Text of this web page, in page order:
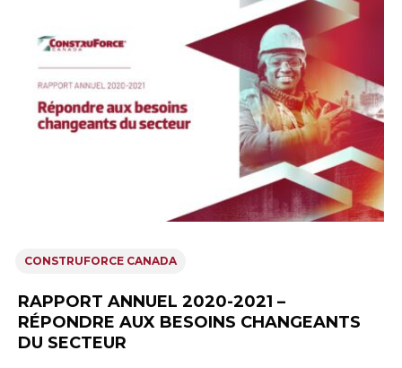
CONSTRUFORCE CANADA
RAPPORT ANNUEL 2020-2021 –
RÉPONDRE AUX BESOINS CHANGEANTS
DU SECTEUR